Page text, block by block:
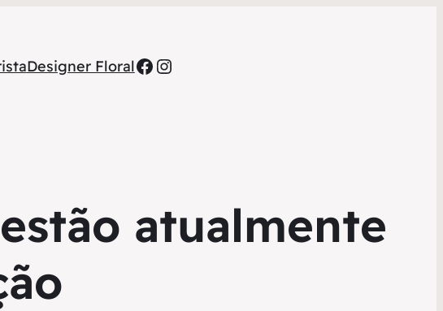
Designer FloralFacebook
Instagram
atualmente